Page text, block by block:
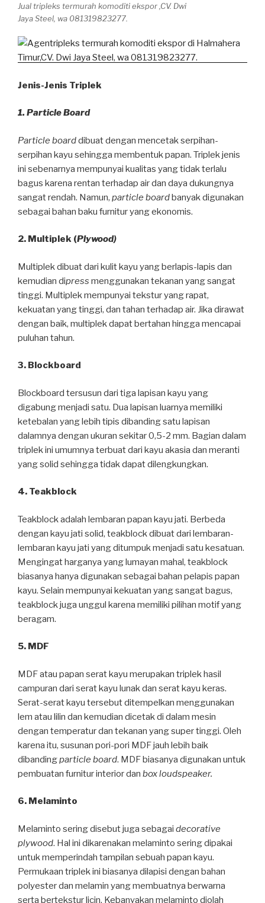
Jual tripleks termurah komoditi ekspor ,CV. Dwi
Jaya Steel, wa 081319823277.
Jenis-Jenis Triplek
1. Particle Board
Particle boarddibuat dengan mencetak serpihan-
serpihan kayu sehingga membentuk papan. Triplek jenis
ini sebenarnya mempunyai kualitas yang tidak terlalu
bagus karena rentan terhadap air dan daya dukungnya
sangat rendah. Namun, particle boardbanyak digunakan
sebagai bahan baku furnitur yang ekonomis.
2. Multiplek (Plywood)
Multiplek dibuat dari kulit kayu yang berlapis-lapis dan
kemudian dipress menggunakan tekanan yang sangat
tinggi. Multiplek mempunyai tekstur yang rapat,
kekuatan yang tinggi, dan tahan terhadap air. Jika dirawat
dengan baik, multiplek dapat bertahan hingga mencapai
puluhan tahun.
3. Blockboard
Blockboard tersusun dari tiga lapisan kayu yang
digabung menjadi satu. Dua lapisan luarnya memiliki
ketebalan yang lebih tipis dibanding satu lapisan
dalamnya dengan ukuran sekitar 0,5-2 mm. Bagian dalam
triplek ini umumnya terbuat dari kayu akasia dan meranti
yang solid sehingga tidak dapat dilengkungkan.
4. Teakblock
Teakblock adalah lembaran papan kayu jati. Berbeda
dengan kayu jati solid, teakblock dibuat dari lembaran-
lembaran kayu jati yang ditumpuk menjadi satu kesatuan.
Mengingat harganya yang lumayan mahal, teakblock
biasanya hanya digunakan sebagai bahan pelapis papan
kayu. Selain mempunyai kekuatan yang sangat bagus,
teakblock juga unggul karena memiliki pilihan motif yang
beragam.
5. MDF
MDF atau papan serat kayu merupakan triplek hasil
campuran dari serat kayu lunak dan serat kayu keras.
Serat-serat kayu tersebut ditempelkan menggunakan
lem atau lilin dan kemudian dicetak di dalam mesin
dengan temperatur dan tekanan yang super tinggi. Oleh
karena itu, susunan pori-pori MDF jauh lebih baik
dibandingparticle board. MDF biasanya digunakan untuk
pembuatan furnitur interior dan box loudspeaker.
6. Melaminto
Melaminto sering disebut juga sebagai decorative
plywood. Hal ini dikarenakan melaminto sering dipakai
untuk memperindah tampilan sebuah papan kayu.
Permukaan triplek ini biasanya dilapisi dengan bahan
polyester dan melamin yang membuatnya berwarna
serta bertekstur licin. Kebanyakan melaminto diolah